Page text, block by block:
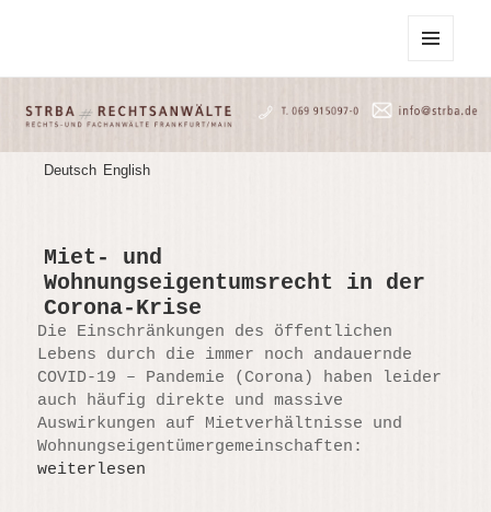
WIDGETS
Deutsch English
Miet- und
Wohnungseigentumsrecht in der
Corona-Krise
Die Einschränkungen des öffentlichen
Lebens durch die immer noch andauernde
COVID-19 – Pandemie (Corona) haben leider
auch häufig direkte und massive
Auswirkungen auf Mietverhältnisse und
Wohnungseigentümergemeinschaften:
weiterlesen